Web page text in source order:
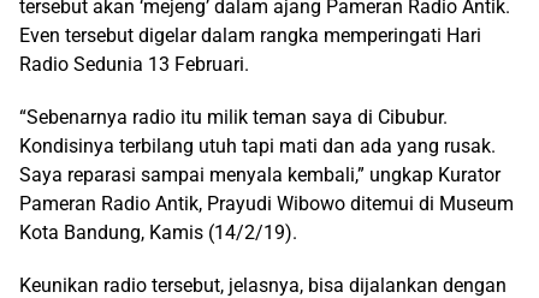
tersebut akan ‘mejeng’ dalam ajang Pameran Radio Antik.
Even tersebut digelar dalam rangka memperingati Hari
Radio Sedunia 13 Februari.
“Sebenarnya radio itu milik teman saya di Cibubur.
Kondisinya terbilang utuh tapi mati dan ada yang rusak.
Saya reparasi sampai menyala kembali,” ungkap Kurator
Pameran Radio Antik, Prayudi Wibowo ditemui di Museum
Kota Bandung, Kamis (14/2/19).
Keunikan radio tersebut, jelasnya, bisa dijalankan dengan